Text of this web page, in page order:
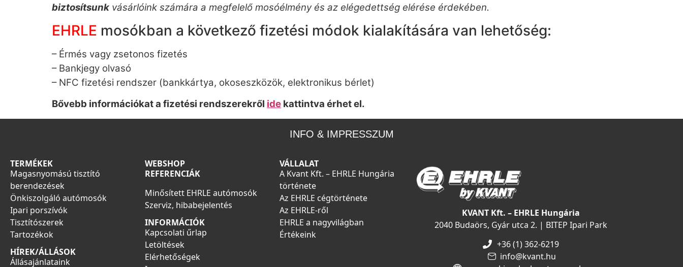
biztosítsunk vásárlóink számára a megfelelő mosóélmény és az elégedettség elérése érdekében.
EHRLE mosókban a következő fizetési módok kialakítására van lehetőség:
– Érmés vagy zsetonos fizetés
– Bankjegy olvasó
– NFC fizetési rendszer (bankkártya, okoseszközök, elektronikus bérlet)
Bővebb információkat a fizetési rendszerekről ide kattintva érhet el.
INFO & IMPRESSZUM
TERMÉKEK
Magasnyomású tisztító
berendezések
Önkiszolgáló autómosók
Ipari porszívók
Tisztítószerek
Tartozékok
HÍREK/ÁLLÁSOK
Állásajánlataink
WEBSHOP
REFERENCIÁK
Minősített EHRLE autómosók
Szerviz, hibabejelentés
INFORMÁCIÓK
Kapcsolati űrlap
Letöltések
Elérhetőségek
VÁLLALAT
A Kvant Kft. – EHRLE Hungária
története
Az EHRLE cégtörténete
Az EHRLE-ről
EHRLE a nagyvilágban
Értékeink
KVANT Kft. – EHRLE Hungária
2040 Budaörs, Gyár utca 2. | BITEP Ipari Park
+36 (1) 362-6219
info@kvant.hu